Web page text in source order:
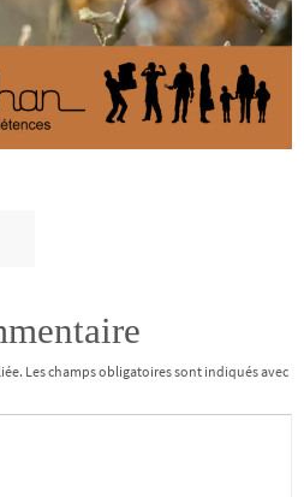
Les champs obligatoires sont indiqués avec